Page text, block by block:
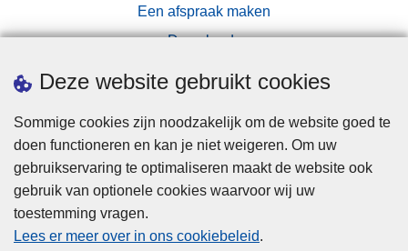
Deze website gebruikt cookies
Sommige cookies zijn noodzakelijk om de website goed te
doen functioneren en kan je niet weigeren. Om uw
gebruikservaring te optimaliseren maakt de website ook
gebruik van optionele cookies waarvoor wij uw
toestemming vragen.
Lees er meer over in ons cookiebeleid.
Een afspraak maken
Downloads
Privacy